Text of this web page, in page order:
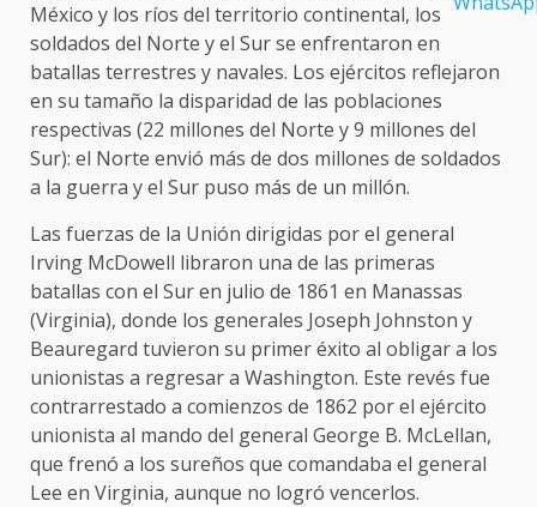
México y los ríos del territorio continental, los
soldados del Norte y el Sur se enfrentaron en
batallas terrestres y navales. Los ejércitos reflejaron
en su tamaño la disparidad de las poblaciones
respectivas (22 millones del Norte y 9 millones del
Sur): el Norte envió más de dos millones de soldados
a la guerra y el Sur puso más de un millón.
Las fuerzas de la Unión dirigidas por el general
Irving McDowell libraron una de las primeras
batallas con el Sur en julio de 1861 en Manassas
(Virginia), donde los generales Joseph Johnston y
Beauregard tuvieron su primer éxito al obligar a los
unionistas a regresar a Washington. Este revés fue
contrarrestado a comienzos de 1862 por el ejército
unionista al mando del general George B. McLellan,
que frenó a los sureños que comandaba el general
Lee en Virginia, aunque no logró vencerlos.